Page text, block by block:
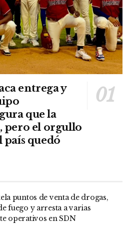
entrega y
que la
pero el orgullo
país quedó
puntos de venta de drogas,
fuego y arresta a varias
operativos en SDN